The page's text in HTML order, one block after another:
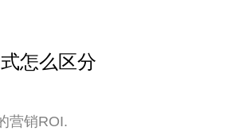
怎么区分
营销ROI.